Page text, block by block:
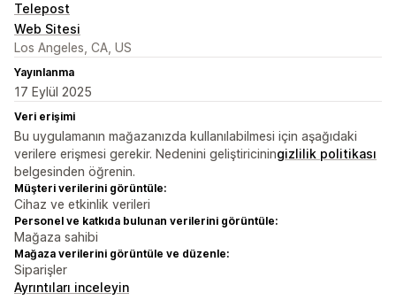
Telepost
Web Sitesi
Los Angeles, CA, US
Yayınlanma
17 Eylül 2025
Veri erişimi
Bu uygulamanın mağazanızda kullanılabilmesi için aşağıdaki
verilere erişmesi gerekir. Nedenini geliştiriciningizlilik politikası
belgesinden öğrenin.
Müşteri verilerini görüntüle:
Cihaz ve etkinlik verileri
Personel ve katkıda bulunan verilerini görüntüle:
Mağaza sahibi
Mağaza verilerini görüntüle ve düzenle:
Siparişler
Ayrıntıları inceleyin